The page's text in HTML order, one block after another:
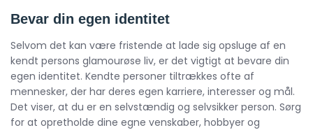
Bevar din egen identitet
Selvom det kan være fristende at lade sig opsluge af en
kendt persons glamourøse liv, er det vigtigt at bevare din
egen identitet. Kendte personer tiltrækkes ofte af
mennesker, der har deres egen karriere, interesser og mål.
Det viser, at du er en selvstændig og selvsikker person. Sørg
for at opretholde dine egne venskaber, hobbyer og